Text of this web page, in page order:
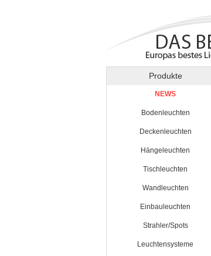
Produkte
NEWS
Bodenleuchten
Deckenleuchten
Hängeleuchten
Tischleuchten
Wandleuchten
Einbauleuchten
Strahler/Spots
Leuchtensysteme